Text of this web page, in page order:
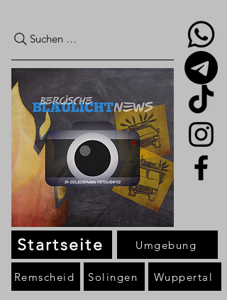
Suchen …
Startseite
Remscheid Solingen Wuppertal
Umgebung